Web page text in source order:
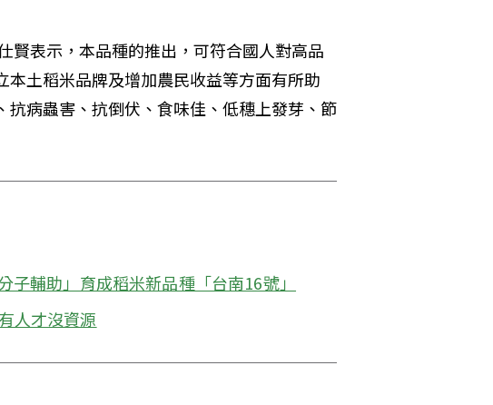
賢表示，本品種的推出，可符合國人對高品
土稻米品牌及增加農民收益等方面有所助
病蟲害、抗倒伏、食味佳、低穗上發芽、節
子輔助」育成稻米新品種「台南16號」
人才沒資源